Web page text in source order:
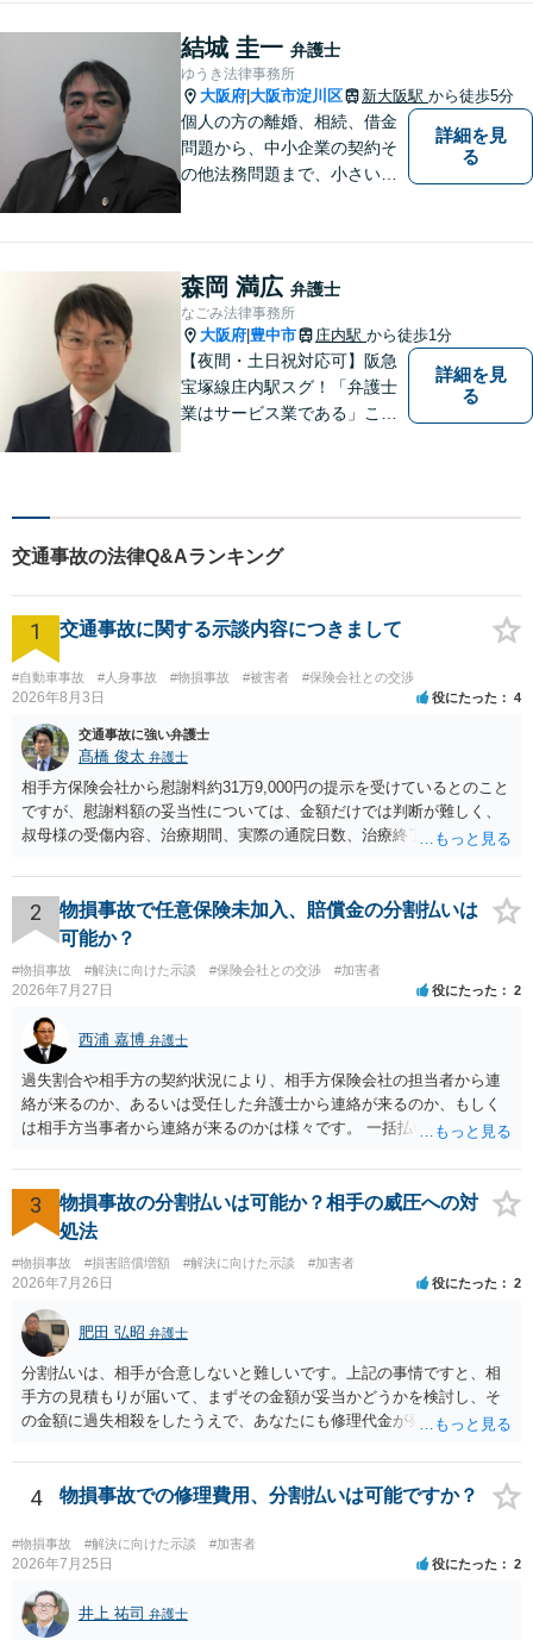
ngoshi.com/
結城 圭一 弁護士
ゆうき法律事務所
大阪府 大阪市淀川区 新大阪駅 から徒歩5分
個人の方の離婚、相続、借金
問題から、中小企業の契約そ
の他法務問題まで、小さい事
す。
詳細を見
る
森岡 満広 弁護士
なごみ法律事務所
大阪府 豊中市 庄内駅 から徒歩1分
【夜間・土日祝対応可】阪急
宝塚線庄内駅スグ！「弁護士
業はサービス業である」こと
詳細を見
る
交通事故の法律Q&Aランキング
1 交通事故に関する示談内容につきまして
#自動車事故 #人身事故 #物損事故 #被害者 #保険会社との交渉
2026年8月3日 役にたった 4
交通事故に強い弁護士
髙橋 俊太 弁護士
相手方保険会社から慰謝料約31万9,000円の提示を受けているとのこと
ですが、慰謝料額の妥当性については、金額だけでは判断が難しく、
叔母様の受傷内容、治療期間、実際の通院日数、治療終了の経緯、後
確認する必要があります。保険会社から提示される慰謝料額について
は、弁護士が介入することにより増額を検討できる場合がありますの
で、以下の資料・情報を準備した上で、弁護士に個別に相談すること
をお勧めいたします。 ・相手方保険会社から届いている示談金額の提
示書類 ・叔母様の診断名、けがの内容 ・治療開始日及び治療終了日
・入院の有無、通院回数 ・現在も症状が残っているか ・叔母様ご本人
やご家族等が加入している保険に、今回の事故で利用できる弁護士費
用特約が付帯しているか なお、被害者は叔母様ご本人となりますの
で、弁護士が受任する場合には、叔母様ご本人の依頼意思等を確認す
る必要があります。日本語での十分な意思疎通が難しいとのことです
ので、そのあたりのご事情も踏まえて、依頼意思の確認方法等を検討
2
物損事故で任意保険未加入、賠償金の分割払いは
可能か？
#物損事故 #解決に向けた示談 #保険会社との交渉 #加害者
2026年7月27日 役にたった 2
西浦 嘉博 弁護士
過失割合や相手方の契約状況により、相手方保険会社の担当者から連
絡が来るのか、あるいは受任した弁護士から連絡が来るのか、もしく
は相手方当事者から連絡が来るのかは様々です。 一括払いや分割払い
金の支払いにつき、分割払いに合意すれば、和解は可能です。 他方で
合意しなければ和解できないことになります。 今後の見通しを知る為
に、交渉の方向性につき、最寄りの法律事務所で相談だけでもされる
ことも検討ください。
3
物損事故の分割払いは可能か？相手の威圧への対
処法
#物損事故 #損害賠償増額 #解決に向けた示談 #加害者
2026年7月26日 役にたった 2
肥田 弘昭 弁護士
分割払いは、相手が合意しないと難しいです。上記の事情ですと、相
手方の見積もりが届いて、まずその金額が妥当かどうかを検討し、そ
の金額に過失相殺をしたうえで、あなたにも修理代金が発生している
分割払いにしたいとの示談案を提案するのが良いかと思います。威圧
されるのであれば、斡旋、仲裁、民事調停を利用しては如何でしょう
4 物損事故での修理費用、分割払いは可能ですか？
#物損事故 #解決に向けた示談 #加害者
2026年7月25日 役にたった 2
井上 祐司 弁護士